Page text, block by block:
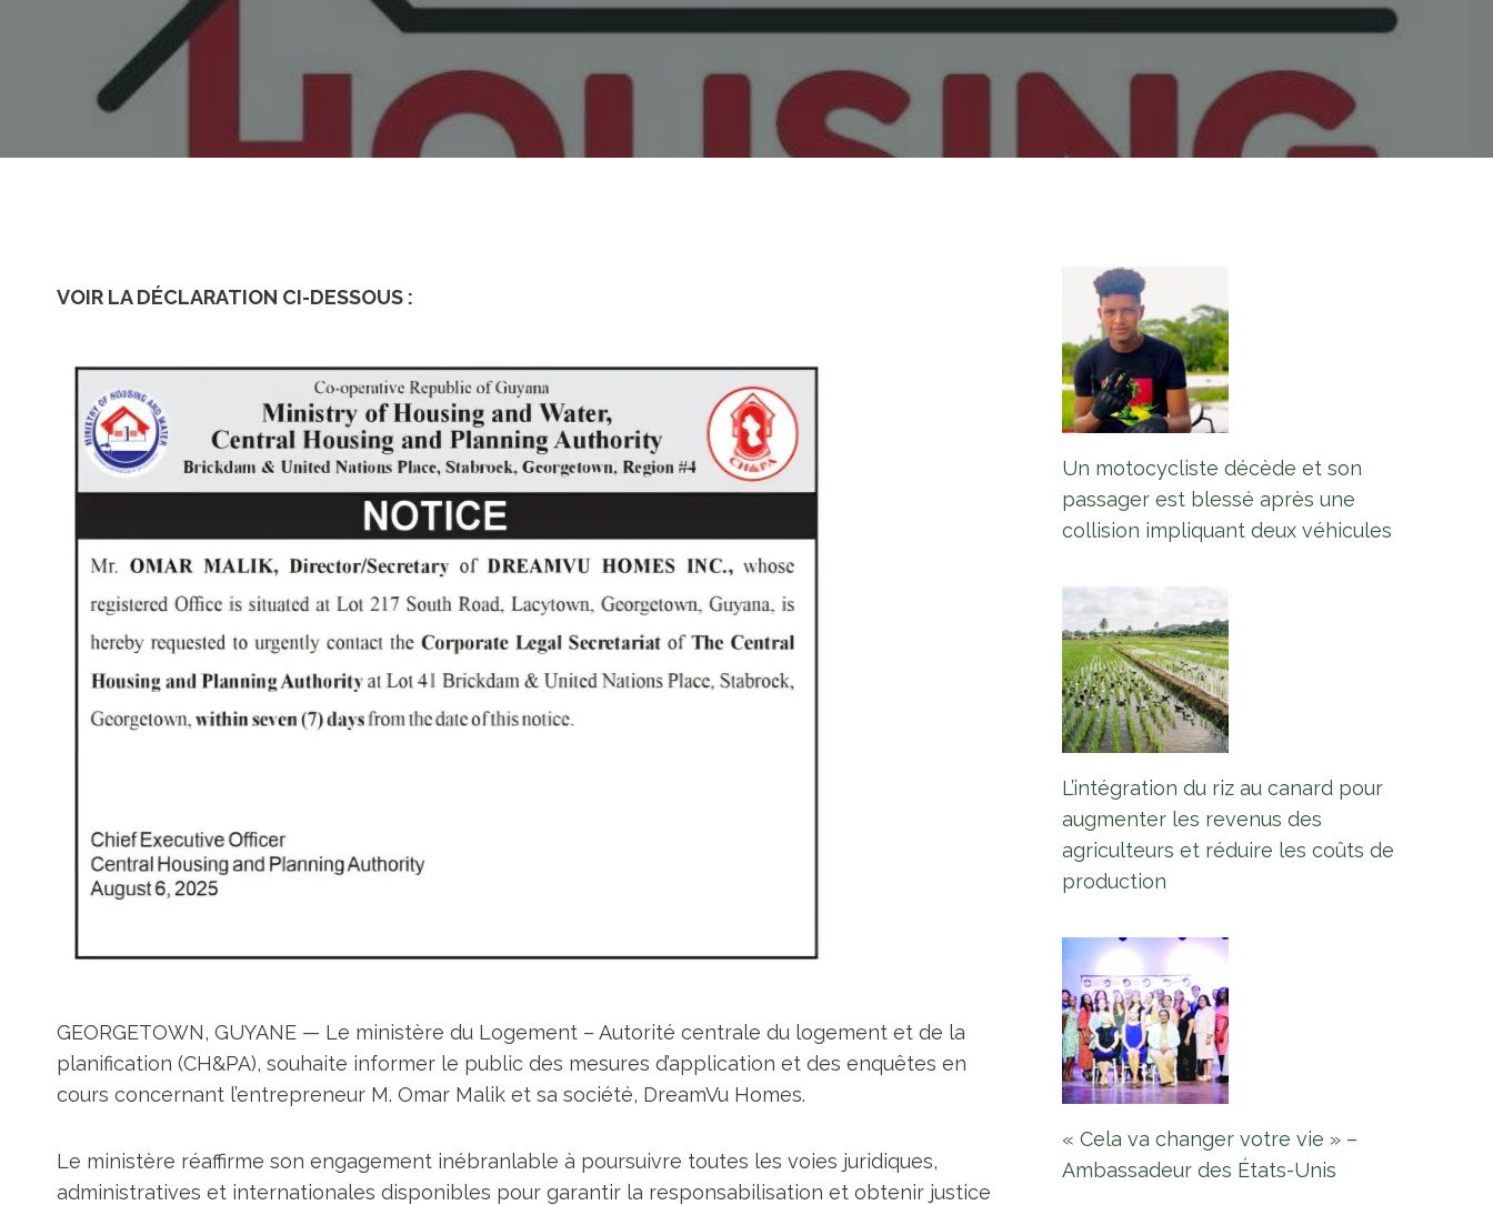
VOIR LA DÉCLARATION CI-DESSOUS :
GEORGETOWN, GUYANE — Le ministère du Logement – ​​Autorité centrale du logement et de la
planification (CH&PA), souhaite informer le public des mesures d’application et des enquêtes en
cours concernant l’entrepreneur M. Omar Malik et sa société, DreamVu Homes.
Le ministère réaffirme son engagement inébranlable à poursuivre toutes les voies juridiques,
administratives et internationales disponibles pour garantir la responsabilisation et obtenir justice
Un motocycliste décède et son
passager est blessé après une
collision impliquant deux véhicules
L’intégration du riz au canard pour
augmenter les revenus des
agriculteurs et réduire les coûts de
production
« Cela va changer votre vie » –
Ambassadeur des États-Unis